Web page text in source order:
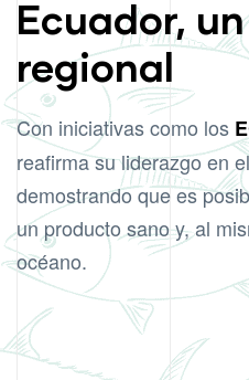
Ecuador,
regional
Con iniciativas como los
reafirma su liderazgo en
demostrando que es
un producto sano y, al
océano.